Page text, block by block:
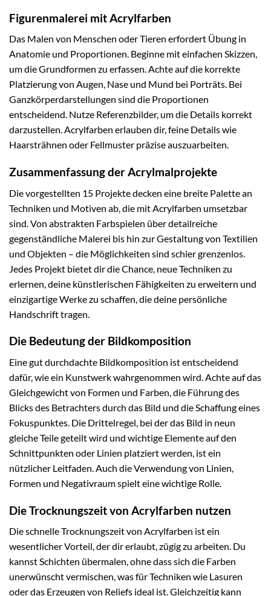
Figurenmalerei mit Acrylfarben
Das Malen von Menschen oder Tieren erfordert Übung in
Anatomie und Proportionen. Beginne mit einfachen Skizzen,
um die Grundformen zu erfassen. Achte auf die korrekte
Platzierung von Augen, Nase und Mund bei Porträts. Bei
Ganzkörperdarstellungen sind die Proportionen
entscheidend. Nutze Referenzbilder, um die Details korrekt
darzustellen. Acrylfarben erlauben dir, feine Details wie
Haarsträhnen oder Fellmuster präzise auszuarbeiten.
Zusammenfassung der Acrylmalprojekte
Die vorgestellten 15 Projekte decken eine breite Palette an
Techniken und Motiven ab, die mit Acrylfarben umsetzbar
sind. Von abstrakten Farbspielen über detailreiche
gegenständliche Malerei bis hin zur Gestaltung von Textilien
und Objekten – die Möglichkeiten sind schier grenzenlos.
Jedes Projekt bietet dir die Chance, neue Techniken zu
erlernen, deine künstlerischen Fähigkeiten zu erweitern und
einzigartige Werke zu schaffen, die deine persönliche
Handschrift tragen.
Die Bedeutung der Bildkomposition
Eine gut durchdachte Bildkomposition ist entscheidend
dafür, wie ein Kunstwerk wahrgenommen wird. Achte auf das
Gleichgewicht von Formen und Farben, die Führung des
Blicks des Betrachters durch das Bild und die Schaffung eines
Fokuspunktes. Die Drittelregel, bei der das Bild in neun
gleiche Teile geteilt wird und wichtige Elemente auf den
Schnittpunkten oder Linien platziert werden, ist ein
nützlicher Leitfaden. Auch die Verwendung von Linien,
Formen und Negativraum spielt eine wichtige Rolle.
Die Trocknungszeit von Acrylfarben nutzen
Die schnelle Trocknungszeit von Acrylfarben ist ein
wesentlicher Vorteil, der dir erlaubt, zügig zu arbeiten. Du
kannst Schichten übermalen, ohne dass sich die Farben
unerwünscht vermischen, was für Techniken wie Lasuren
oder das Erzeugen von Reliefs ideal ist. Gleichzeitig kann